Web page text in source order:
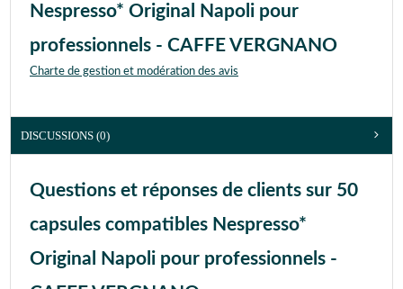
Nespresso* Original Napoli pour
professionnels - CAFFE VERGNANO
Charte de gestion et modération des avis
DISCUSSIONS (0)
Questions et réponses de clients sur 50
capsules compatibles Nespresso*
Original Napoli pour professionnels -